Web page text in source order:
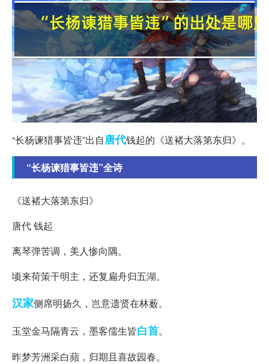
“长杨谏猎事皆违”出自唐代钱起的《送褚大落第东归》。
“长杨谏猎事皆违”全诗
《送褚大落第东归》
唐代 钱起
离琴弹苦调，美人惨向隅。
顷来荷策干明主，还复扁舟归五湖。
汉家侧席明扬久，岂意遗贤在林薮。
玉堂金马隔青云，墨客儒生皆白首。
昨梦芳洲采白蘋，归期且喜故园春。